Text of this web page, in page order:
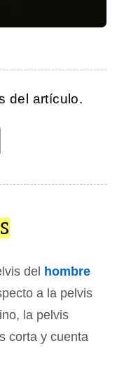
del artículo.
del hombre
a la pelvis
la pelvis
corta y cuenta